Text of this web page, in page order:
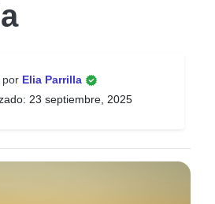
por Elia Parrilla
23 septiembre, 2025